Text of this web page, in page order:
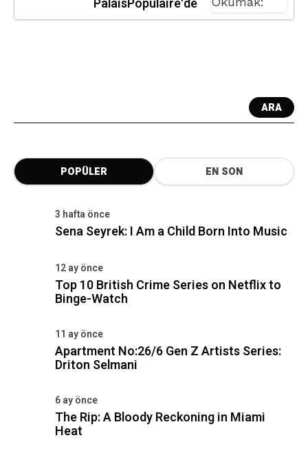
PalaisPopulaire'de
ARA
POPÜLER EN SON
3 hafta önce
Sena Seyrek: I Am a Child Born Into Music
12 ay önce
Top 10 British Crime Series on Netflix to
Binge-Watch
11 ay önce
Apartment No:26/6 Gen Z Artists Series:
Driton Selmani
6 ay önce
The Rip: A Bloody Reckoning in Miami
Heat